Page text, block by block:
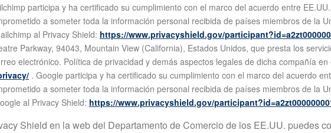
participa y ha certificado su cumplimiento con el marco del acuerdo entre
a someter toda la información personal recibida de países miembros de la
al Privacy Shield: https://www.privacyshield.gov/
Parkway, 94043, Mountain View (California), Estados Unidos, que presta los
electrónico. Política de privacidad y demás aspectos legales de dicha compañía en
. Google participa y ha certificado su cumplimiento con el marco del acuerdo
a someter toda la información personal recibida de países miembros de la
al Privacy Shield: https://www.privacyshield.gov/
Shield en la web del Departamento de Comercio de los EE.UU. puedes